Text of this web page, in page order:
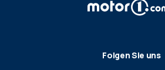
Folgen Sie uns